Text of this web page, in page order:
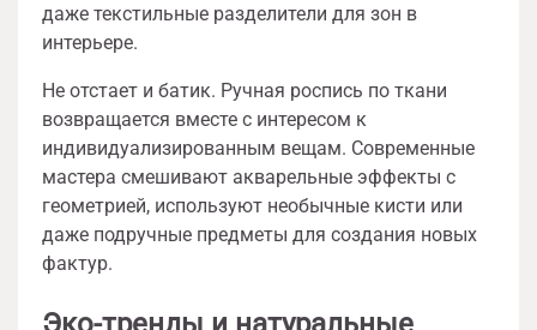
даже текстильные разделители для зон в
интерьере.
Не отстает и батик. Ручная роспись по ткани
возвращается вместе с интересом к
индивидуализированным вещам. Современные
мастера смешивают акварельные эффекты с
геометрией, используют необычные кисти или
даже подручные предметы для создания новых
фактур.